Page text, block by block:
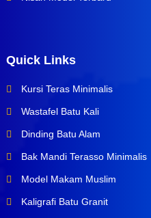
Quick Links
Kursi Teras Minimalis
Wastafel Batu Kali
Dinding Batu Alam
Bak Mandi Terasso Minimalis
Model Makam Muslim
Kaligrafi Batu Granit